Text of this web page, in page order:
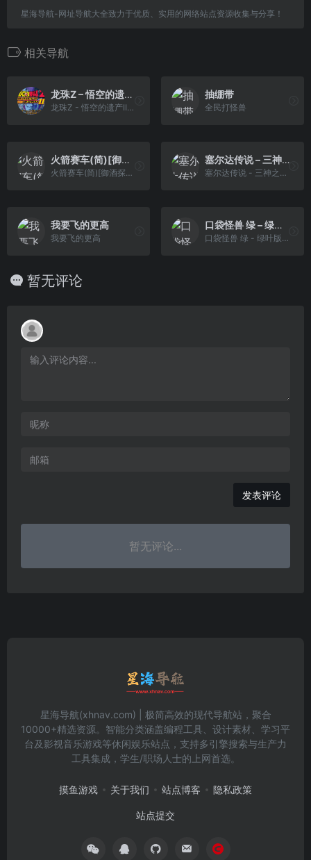
星海导航-网址导航大全致力于优质、实用的网络站点资源收集与分享！
相关导航
龙珠Z – 悟空的遗产II国际版[Superjill&Crystal](繁)(JP)(64Mb)
龙珠Z - 悟空的遗产II国际版[Superjill&Crystal](繁)(JP)(64Mb)
抽绷带
全民打怪兽
火箭赛车(简)[御酒探花](JP)[RAC](0.5Mb)
火箭赛车(简)[御酒探花](JP)[RAC](0.5Mb)
塞尔达传说 – 三神之力(简)[外星科技](CN)[RPG](16Mb)
塞尔达传说 - 三神之力(简)[外星科技](CN)[RPG](16Mb)
我要飞的更高
我要飞的更高
口袋怪兽 绿 – 绿叶版(简)[恒格电子](CN)[RPG](8Mb)
口袋怪兽 绿 - 绿叶版(简)[恒格电子](CN)[RPG](8Mb)
暂无评论
发表评论
暂无评论...
星海导航(xhnav.com) | 极简高效的现代导航站，聚合
10000+精选资源。智能分类涵盖编程工具、设计素材、学习平
台及影视音乐游戏等休闲娱乐站点，支持多引擎搜索与生产力
工具集成，学生/职场人士的上网首选。
摸鱼游戏 关于我们 站点博客 隐私政策
站点提交